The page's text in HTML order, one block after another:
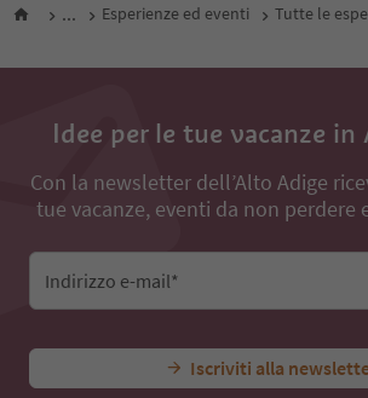
... Esperienze ed eventi Tutte le
Idee per le tue vacanze
Con la newsletter dell’Alto Adige
tue vacanze, eventi da non perdere
Indirizzo e-mail*
Iscriviti alla